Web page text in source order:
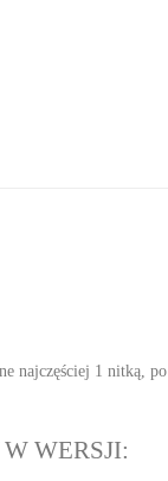
najczęściej 1 nitką, po
WERSJI: